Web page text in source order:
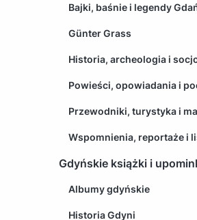
Bajki, baśnie i legendy
Günter Grass
Historia, archeologia i
Powieści, opowiadania i
Przewodniki, turystyka i
Wspomnienia, reportaże i
Gdyńskie książki i
Albumy gdyńskie
Historia Gdyni